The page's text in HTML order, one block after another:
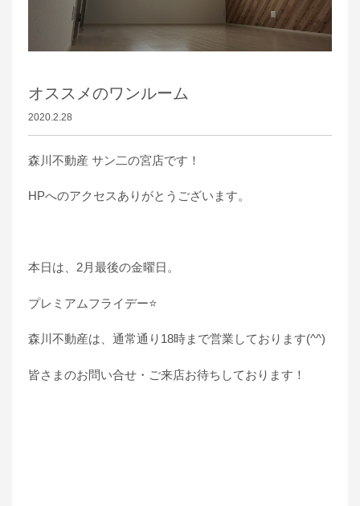
オススメのワンルーム
2020.2.28
森川不動産 サン二の宮店です！
HPへのアクセスありがとうございます。
本日は、2月最後の金曜日。
プレミアムフライデー⭐
森川不動産は、通常通り18時まで営業しております(^^)
皆さまのお問い合せ・ご来店お待ちしております！